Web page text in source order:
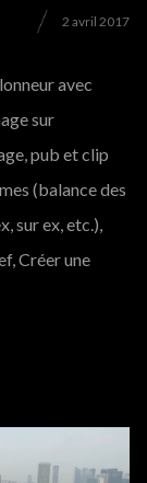
2 avril 2017
avec
sur
pub et clip
(balance des
sur ex, etc.),
Créer une